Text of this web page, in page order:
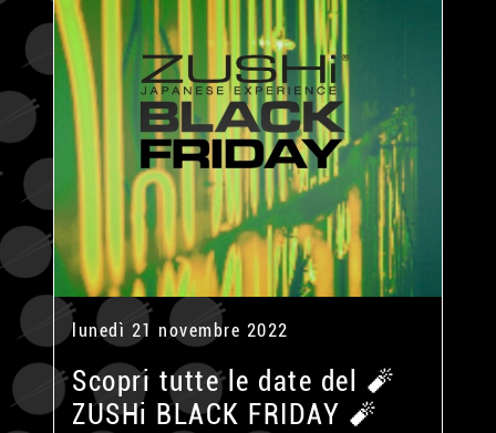
lunedì 21 novembre 2022
Scopri tutte le date del 🧨
ZUSHi BLACK FRIDAY 🧨